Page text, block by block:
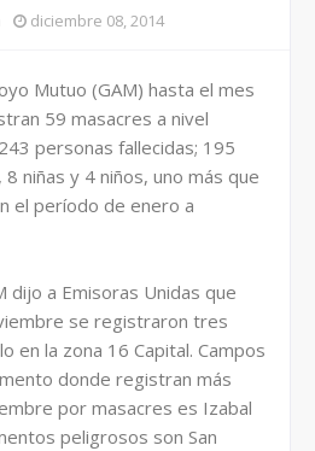
diciembre 08, 2014
Mutuo (GAM) hasta el mes
59 masacres a nivel
personas fallecidas; 195
niñas y 4 niños, uno más que
el período de enero a
dijo a Emisoras Unidas que
se registraron tres
en la zona 16 Capital. Campos
donde registran más
por masacres es Izabal
peligrosos son San